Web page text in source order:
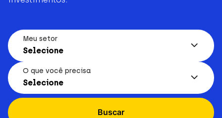
Meu setor
Selecione
O que você precisa
Selecione
Buscar